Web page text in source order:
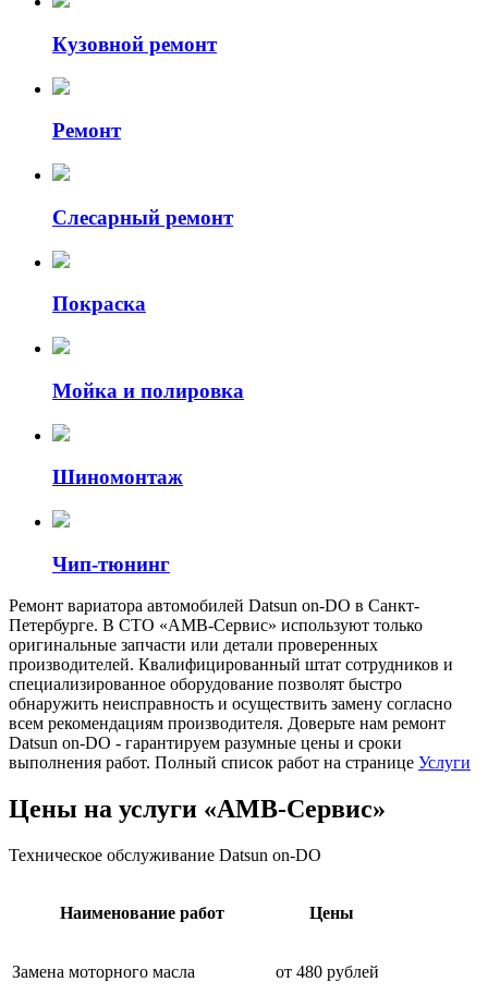
Кузовной ремонт
Ремонт
Слесарный ремонт
Покраска
Мойка и полировка
Шиномонтаж
Чип-тюнинг
Ремонт вариатора автомобилей Datsun on-DO в Санкт-
Петербурге. В СТО «АМВ-Сервис» используют только
оригинальные запчасти или детали проверенных
производителей. Квалифицированный штат сотрудников и
специализированное оборудование позволят быстро
обнаружить неисправность и осуществить замену согласно
всем рекомендациям производителя. Доверьте нам ремонт
Datsun on-DO - гарантируем разумные цены и сроки
выполнения работ. Полный список работ на странице Услуги
Цены на услуги «АМВ-Сервис»
Техническое обслуживание Datsun on-DO
Наименование работ Цены
Замена моторного масла от 480 рублей